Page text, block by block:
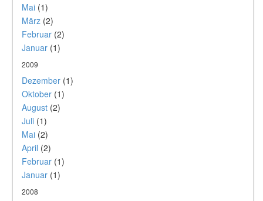
Mai (1)
März (2)
Februar (2)
Januar (1)
2009
Dezember (1)
Oktober (1)
August (2)
Juli (1)
Mai (2)
April (2)
Februar (1)
Januar (1)
2008